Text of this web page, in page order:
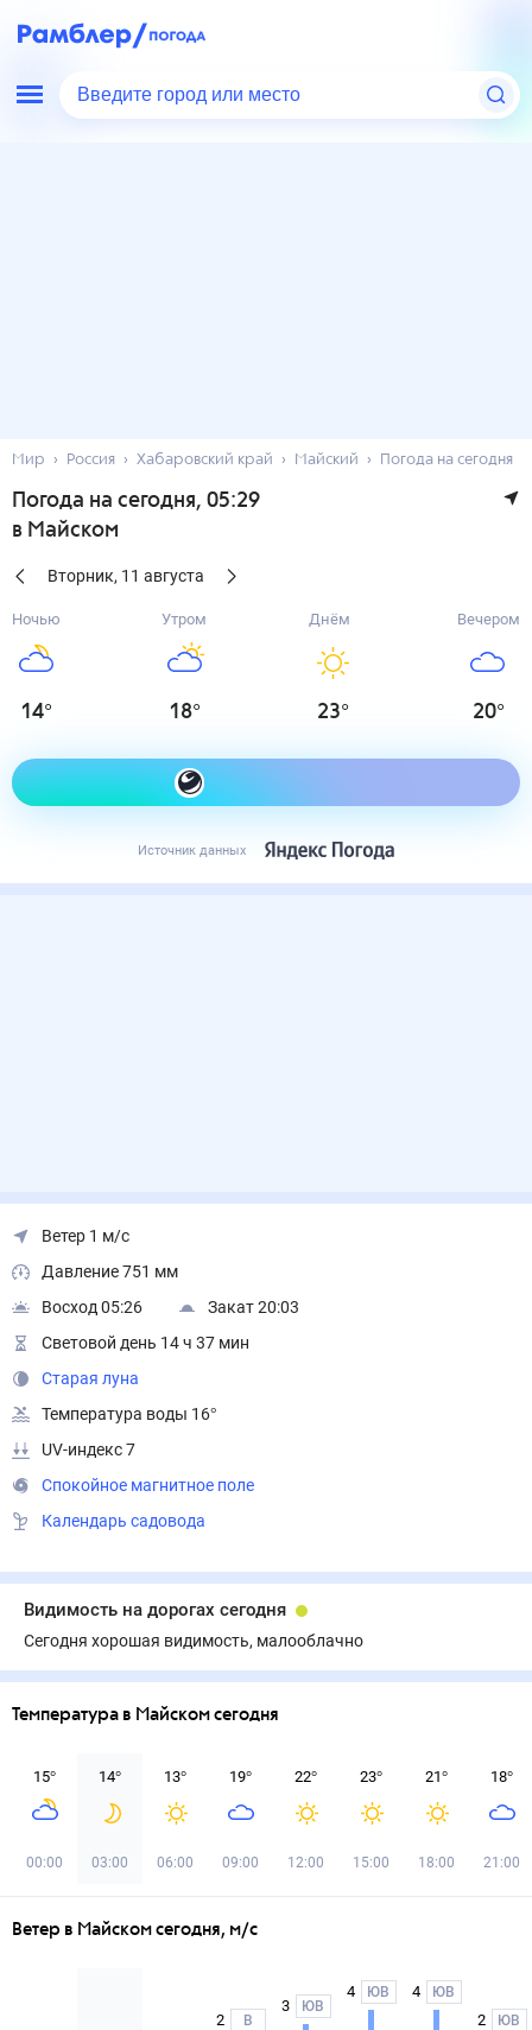
Введите город или место
Мир Россия Хабаровский край Майский Погода на сегодня
Погода на сегодня, 05:29
в Майском
Вторник, 11 августа
Ночью
14°
Утром
18°
Днём
23°
Вечером
20°
Как одеться сегодня
Источник данных
Ветер 1 м/с
Давление 751 мм
Восход 05:26
Закат 20:03
Световой день 14 ч 37 мин
Старая луна
Температура воды 16°
UV-индекс 7
Спокойное магнитное поле
Календарь садовода
Видимость на дорогах сегодня
Сегодня хорошая видимость, малооблачно
Температура в Майском сегодня
15°
00:00
14°
03:00
13°
06:00
19°
09:00
22°
12:00
23°
15:00
21°
18:00
18°
21:00
Ветер в Майском сегодня, м/с
2 В
3 ЮВ
4 ЮВ 4 ЮВ
2 ЮВ